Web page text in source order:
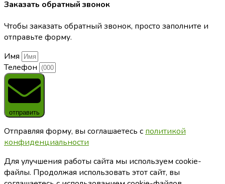
Заказать обратный звонок
Чтобы заказать обратный звонок, просто заполните и
отправьте форму.
Имя
Телефон
отправить
Отправляя форму, вы соглашаетесь с политикой
конфиденциальности
Для улучшения работы сайта мы используем cookie-
файлы. Продолжая использовать этот сайт, вы